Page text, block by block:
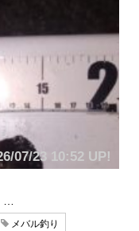
07/23 10:52 UP!
メバル釣り